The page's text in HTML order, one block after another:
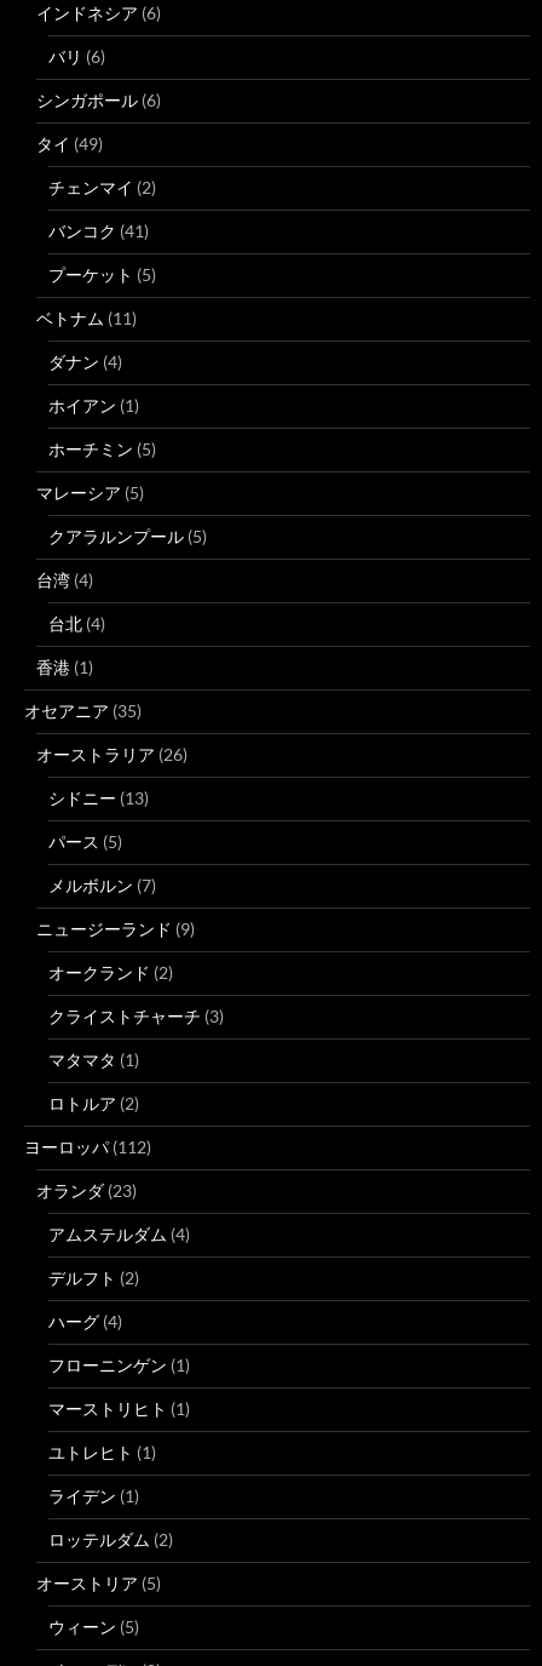
インドネシア (6)
バリ (6)
シンガポール (6)
タイ (49)
チェンマイ (2)
バンコク (41)
プーケット (5)
ベトナム (11)
ダナン (4)
ホイアン (1)
ホーチミン (5)
マレーシア (5)
クアラルンプール (5)
台湾 (4)
台北 (4)
香港 (1)
オセアニア (35)
オーストラリア (26)
シドニー (13)
パース (5)
メルボルン (7)
ニュージーランド (9)
オークランド (2)
クライストチャーチ (3)
マタマタ (1)
ロトルア (2)
ヨーロッパ (112)
オランダ (23)
アムステルダム (4)
デルフト (2)
ハーグ (4)
フローニンゲン (1)
マーストリヒト (1)
ユトレヒト (1)
ライデン (1)
ロッテルダム (2)
オーストリア (5)
ウィーン (5)